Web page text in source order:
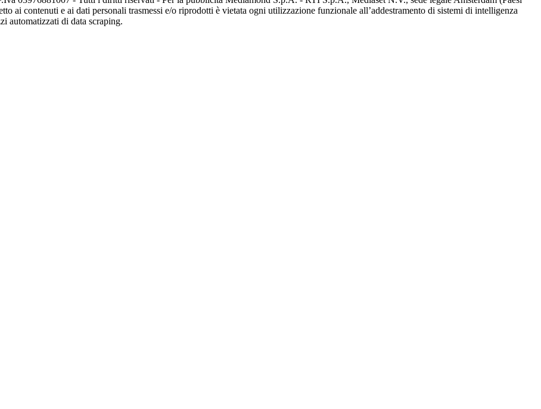
ai contenuti e ai dati personali trasmessi e/o riprodotti è vietata ogni utilizzazione funzionale all’addestramento di sistemi di intelligenza
automatizzati di data scraping.